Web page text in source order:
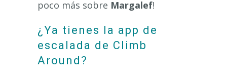
poco más sobre Margalef!
¿Ya tienes la app de
escalada de Climb
Around?